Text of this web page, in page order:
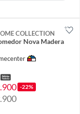
COLLECTION
Nova Madera
-22%